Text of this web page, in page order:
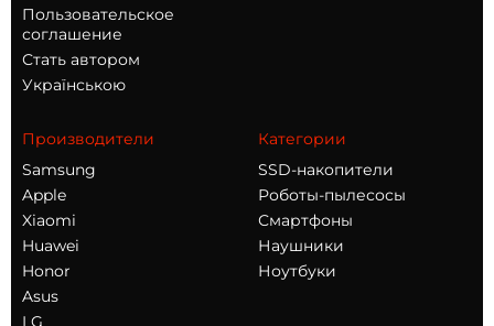
Пользовательское
соглашение
Стать автором
Українською
Производители
Samsung
Apple
Xiaomi
Huawei
Honor
Asus
LG
Категории
SSD-накопители
Роботы-пылесосы
Смартфоны
Наушники
Ноутбуки